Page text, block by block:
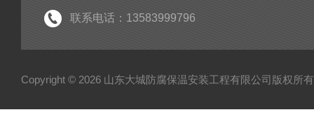
联系电话：13583999796
Copyright © 2026 山东大城防腐保温安装工程有限公司版权所